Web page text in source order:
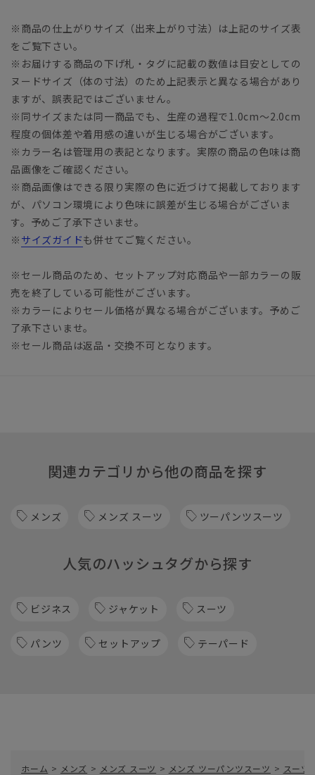
※商品の仕上がりサイズ（出来上がり寸法）は上記のサイズ表
をご覧下さい。
※お届けする商品の下げ札・タグに記載の数値は目安としての
ヌードサイズ（体の寸法）のため上記表示と異なる場合があり
ますが、誤表記ではございません。
※同サイズまたは同一商品でも、生産の過程で1.0cm～2.0cm
程度の個体差や着用感の違いが生じる場合がございます。
※カラー名は管理用の表記となります。実際の商品の色味は商
品画像をご確認ください。
※商品画像はできる限り実際の色に近づけて掲載しております
が、パソコン環境により色味に誤差が生じる場合がございま
す。予めご了承下さいませ。
※ サイズガイドも併せてご覧ください。
※セール商品のため、セットアップ対応商品や一部カラーの販
売を終了している可能性がございます。
※カラーによりセール価格が異なる場合がございます。予めご
了承下さいませ。
※セール商品は返品・交換不可となります。
関連カテゴリから他の商品を探す
メンズ メンズ スーツ ツーパンツスーツ
人気のハッシュタグから探す
ビジネス ジャケット スーツ
パンツ セットアップ テーパード
ホーム > メンズ > メンズ スーツ > メンズ ツーパンツスーツ > スーツ